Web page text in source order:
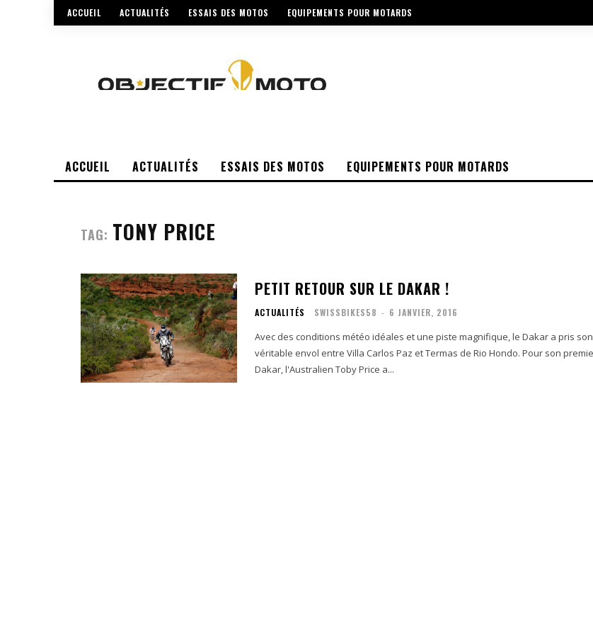
ACCUEIL ACTUALITÉS ESSAIS DES MOTOS EQUIPEMENTS POUR MOTARDS
ACCUEIL ACTUALITÉS ESSAIS DES MOTOS EQUIPEMENTS POUR MOTARDS
TAG: TONY PRICE
PETIT RETOUR SUR LE DAKAR !
ACTUALITÉS SWISSBIKES58 - 6 JANVIER, 2016
Avec des conditions météo idéales et une piste magnifique, le Dakar a pris son
véritable envol entre Villa Carlos Paz et Termas de Rio Hondo. Pour son premier
Dakar, l'Australien Toby Price a...